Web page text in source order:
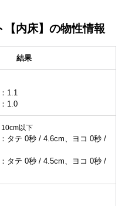
【内床】 の物性情報
結果
1.1
以下
タテ 0秒 / 4.6cm、ヨコ 0秒 /
0秒 / 4.5cm、ヨコ 0秒 /